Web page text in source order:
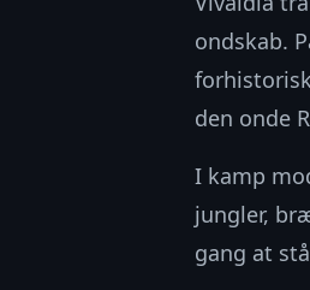
ondskab.
den onde
I kamp
jungler,
gang at